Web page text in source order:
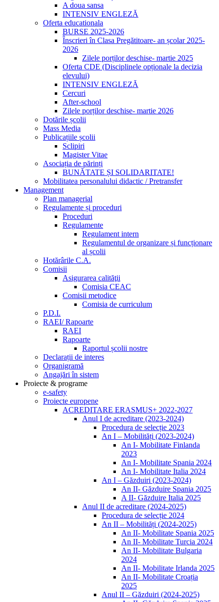
A doua sansa
INTENSIV ENGLEZĂ
Oferta educationala
BURSE 2025-2026
Înscrieri în Clasa Pregătitoare- an școlar 2025-
2026
Zilele porților deschise- martie 2025
Oferta CDE (Disciplinele opționale la decizia
elevului)
INTENSIV ENGLEZĂ
Cercuri
After-school
Zilele porților deschise- martie 2026
Dotările școlii
Mass Media
Publicațiile școlii
Sclipiri
Magister Vitae
Asociația de părinți
BUNĂTATE ȘI SOLIDARITATE!
Mobilitatea personalului didactic / Pretransfer
Management
Plan managerial
Regulamente și proceduri
Proceduri
Regulamente
Regulament intern
Regulamentul de organizare și funcționare
al școlii
Hotărârile C.A.
Comisii
Asigurarea calităţii
Comisia CEAC
Comisii metodice
Comisia de curriculum
P.D.I.
RAEI/ Rapoarte
RAEI
Rapoarte
Raportul școlii nostre
Declarații de interes
Organigramă
Angajări în sistem
Proiecte & programe
e-safety
Proiecte europene
ACREDITARE ERASMUS+ 2022-2027
Anul I de acreditare (2023-2024)
Procedura de selecție 2023
An I – Mobilități (2023-2024)
An I- Mobilitate Finlanda
2023
An I- Mobilitate Spania 2024
An I- Mobilitate Italia 2024
An I – Găzduiri (2023-2024)
An II- Găzduire Spania 2025
A II- Găzduire Italia 2025
Anul II de acreditare (2024-2025)
Procedura de selecție 2024
An II – Mobilități (2024-2025)
An II- Mobilitate Spania 2025
An II- Mobilitate Turcia 2024
An II- Mobilitate Bulgaria
2024
An II- Mobilitate Irlanda 2025
An II- Mobilitate Croația
2025
Anul II – Găzduiri (2024-2025)